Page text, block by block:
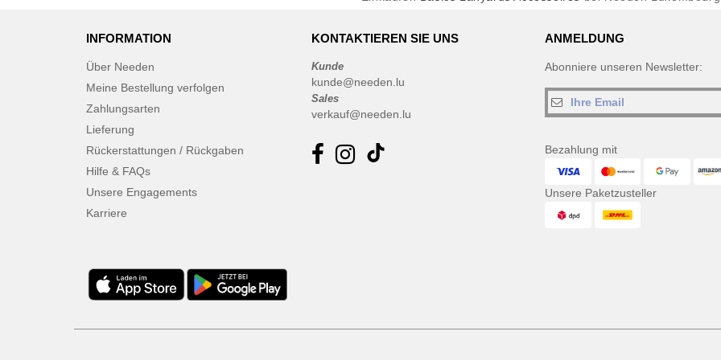
INFORMATION
Über Needen
Meine Bestellung verfolgen
Zahlungsarten
Lieferung
Rückerstattungen / Rückgaben
Hilfe & FAQs
Unsere Engagements
Karriere
KONTAKTIEREN SIE UNS
Kunde
kunde@needen.lu
Sales
verkauf@needen.lu
ANMELDUNG
Abonniere unseren Newsletter:
Bezahlung mit
Unsere Paketzusteller